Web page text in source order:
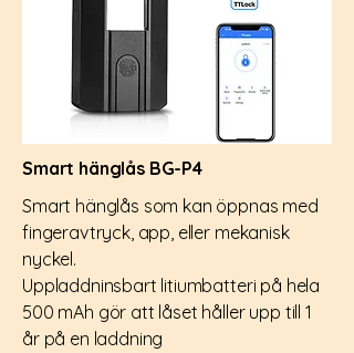
Smart hänglås BG-P4
Smart hänglås som kan öppnas med
fingeravtryck, app, eller mekanisk
nyckel.
Uppladdninsbart litiumbatteri på hela
500 mAh gör att låset håller upp till 1
år på en laddning